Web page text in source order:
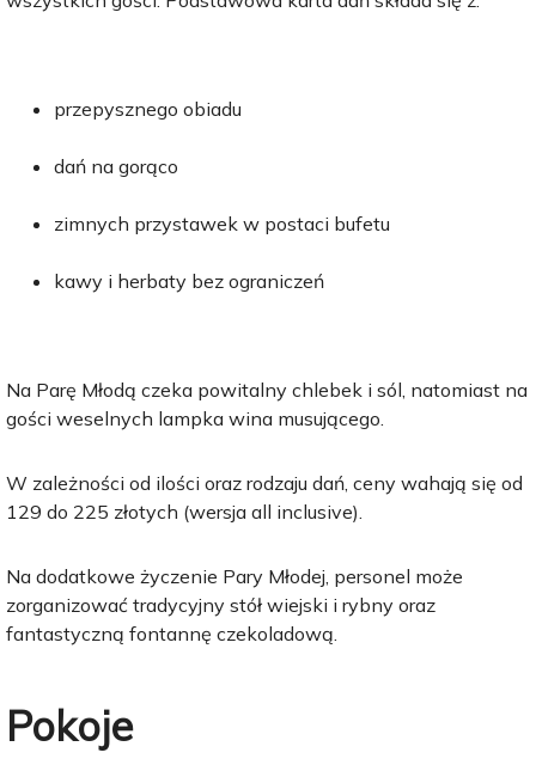
przepysznego obiadu
dań na gorąco
zimnych przystawek w postaci bufetu
kawy i herbaty bez ograniczeń
Na Parę Młodą czeka powitalny chlebek i sól, natomiast na
gości weselnych lampka wina musującego.
W zależności od ilości oraz rodzaju dań, ceny wahają się od
129 do 225 złotych (wersja all inclusive).
Na dodatkowe życzenie Pary Młodej, personel może
zorganizować tradycyjny stół wiejski i rybny oraz
fantastyczną fontannę czekoladową.
Pokoje